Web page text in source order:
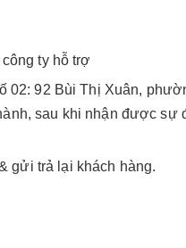
ty hỗ trợ
02: 92 Bùi Thị Xuân,
sau khi nhận được sự
gửi trả lại khách hàng.